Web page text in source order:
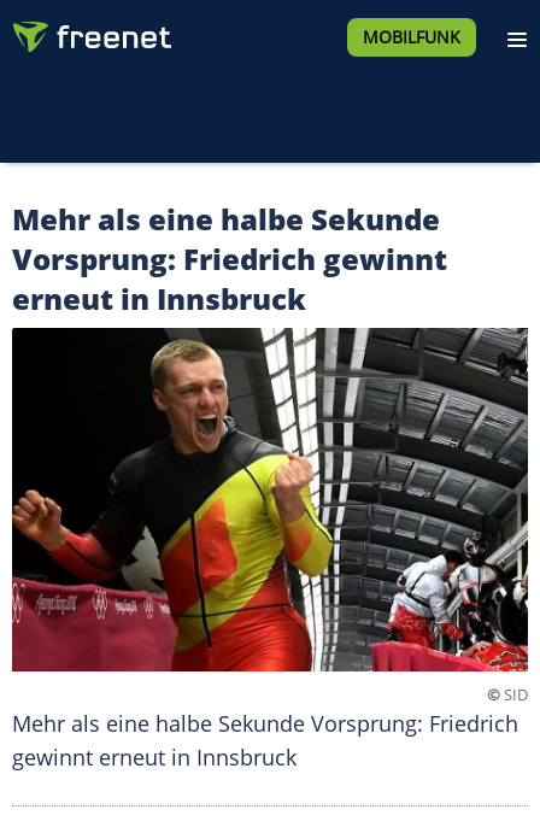
MOBILFUNK
Mehr als eine halbe Sekunde
Vorsprung: Friedrich gewinnt
erneut in Innsbruck
©SID
Mehr als eine halbe Sekunde Vorsprung: Friedrich
gewinnt erneut in Innsbruck